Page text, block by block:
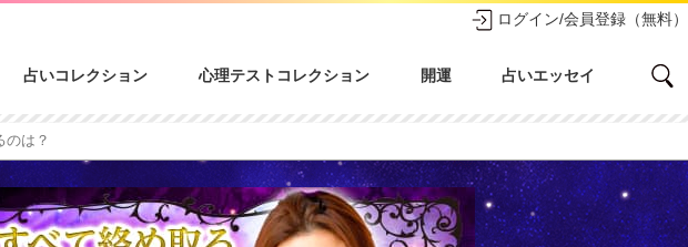
ログイン/会員登録（無料）
占いコレクション 心理テストコレクション 開運 占いエッセイ
のは？